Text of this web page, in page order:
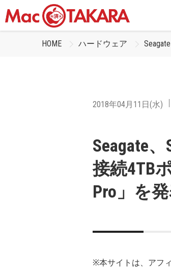
HOME ハードウェア
2018年04月11日(水)
Seagate
接続4TB
Pro」を
※本サイトは、アフ